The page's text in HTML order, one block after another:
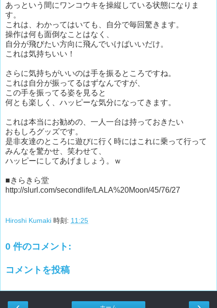
あっという間にワンコウキを操縦している状態になりま
す。
これは、わかってはいても、自分で毎回驚きます。
操作は何も面倒なことはなく、
自分が飛びたい方向に飛んでいけばいいだけ。
これは気持ちいい！
さらに気持ちがいいのは手を振るところですね。
これは自分が振ってるはずなんですが、
この手を振ってる姿を見ると
何とも楽しく、ハッピーな気分になってきます。
これは本当にお勧めの、一人一台は持っておきたい
おもしろグッズです。
是非友達のところに遊びに行く時にはこれに乗って行って
みんなを驚かせ、笑わせて、
ハッピーにしてあげましょう。ｗ
■きらきら堂
http://slurl.com/secondlife/LALA%20Moon/45/76/27
Hiroshi Kumaki 時刻: 11:25
0 件のコメント:
コメントを投稿